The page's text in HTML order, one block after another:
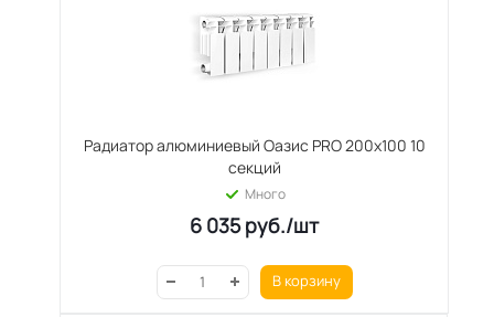
Радиатор алюминиевый Оазис PRO 200х100 10
секций
Много
6 035руб./шт
В корзину